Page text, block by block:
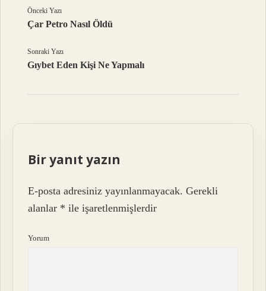
Önceki Yazı
Çar Petro Nasıl Öldü
Sonraki Yazı
Gıybet Eden Kişi Ne Yapmalı
Bir yanıt yazın
E-posta adresiniz yayınlanmayacak. Gerekli
alanlar * ile işaretlenmişlerdir
Yorum